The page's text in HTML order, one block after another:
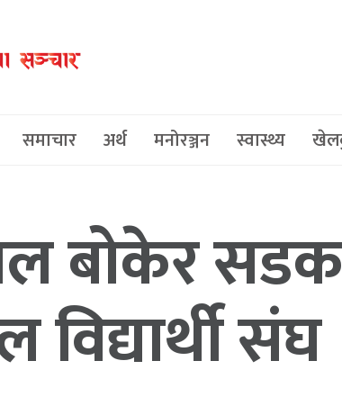
समाचार अर्थ मनोरञ्जन स्वास्थ्य
बोकेर
विद्यार्थी संघ